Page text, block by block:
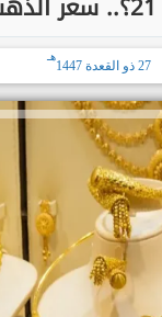
27 ذو القعدة 1447
هـ